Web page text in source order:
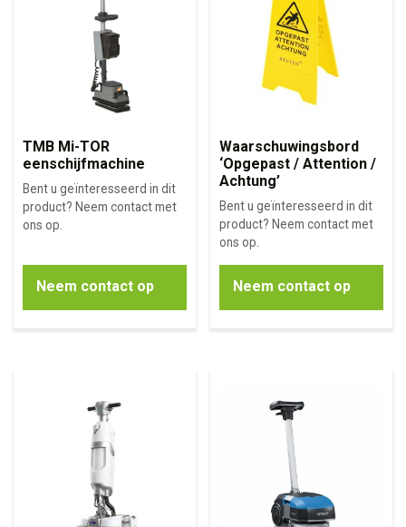
TMB Mi-TOR
eenschijfmachine
Bent u geïnteresseerd in dit
product? Neem contact met
ons op.
Neem contact op
Waarschuwingsbord
‘Opgepast / Attention /
Achtung’
Bent u geïnteresseerd in dit
product? Neem contact met
ons op.
Neem contact op